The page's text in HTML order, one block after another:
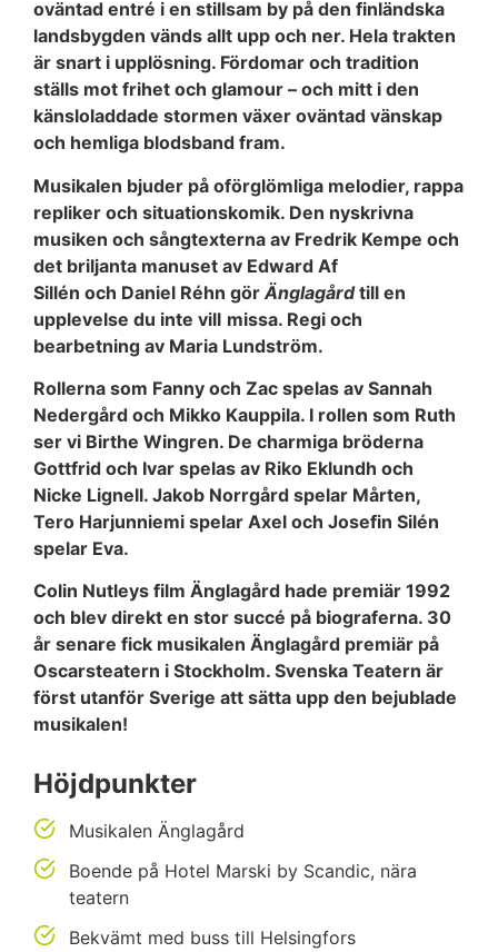
oväntad entré i en stillsam by på den finländska
landsbygden vänds allt upp och ner. Hela trakten
är snart i upplösning. Fördomar och tradition
ställs mot frihet och glamour – och mitt i den
känsloladdade stormen växer oväntad vänskap
och hemliga blodsband fram.
Musikalen bjuder på oförglömliga melodier, rappa
repliker och situationskomik. Den nyskrivna
musiken och sångtexterna av Fredrik Kempe och
det briljanta manuset av Edward Af
Sillén och Daniel Réhn gör Änglagårdtill en
upplevelse du inte vill missa. Regi och
bearbetning av Maria Lundström.
Rollerna som Fanny och Zac spelas av Sannah
Nedergård och Mikko Kauppila. I rollen som Ruth
ser vi Birthe Wingren. De charmiga bröderna
Gottfrid och Ivar spelas av Riko Eklundh och
Nicke Lignell. Jakob Norrgård spelar Mårten,
Tero Harjunniemi spelar Axel och Josefin Silén
spelar Eva.
Colin Nutleys film Änglagård hade premiär 1992
och blev direkt en stor succé på biograferna. 30
år senare fick musikalen Änglagård premiär på
Oscarsteatern i Stockholm. Svenska Teatern är
först utanför Sverige att sätta upp den bejublade
musikalen!
Höjdpunkter
Musikalen Änglagård
Boende på Hotel Marski by Scandic, nära
teatern
Bekvämt med buss till Helsingfors